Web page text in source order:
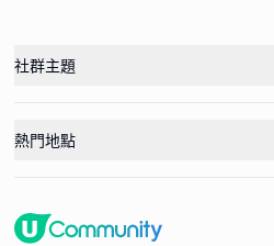
社群主題
熱門地點